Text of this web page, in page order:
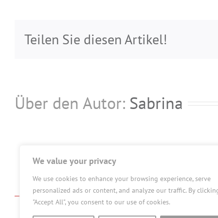
We value your privacy
We use cookies to enhance your browsing experience, serve
personalized ads or content, and analyze our traffic. By
"Accept All", you consent to our use of cookies.
Teilen Sie diesen Artikel!
Über den Autor: Sabrina